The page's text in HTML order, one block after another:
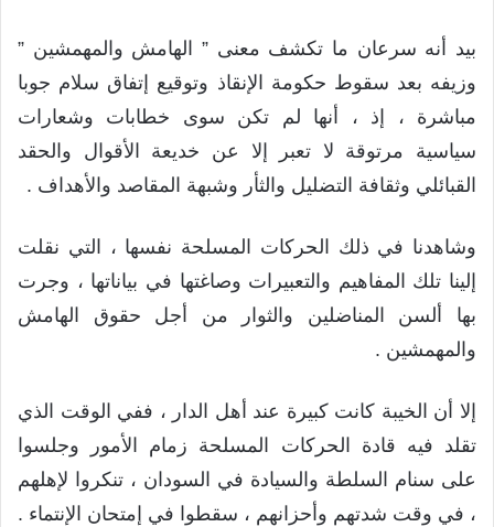
بيد أنه سرعان ما تكشف معنى ” الهامش والمهمشين ”
وزيفه بعد سقوط حكومة الإنقاذ وتوقيع إتفاق سلام جوبا
مباشرة ، إذ ، أنها لم تكن سوى خطابات وشعارات
سياسية مرتوقة لا تعبر إلا عن خديعة الأقوال والحقد
القبائلي وثقافة التضليل والثأر وشبهة المقاصد والأهداف .
وشاهدنا في ذلك الحركات المسلحة نفسها ، التي نقلت
إلينا تلك المفاهيم والتعبيرات وصاغتها في بياناتها ، وجرت
بها ألسن المناضلين والثوار من أجل حقوق الهامش
والمهمشين .
إلا أن الخيبة كانت كبيرة عند أهل الدار ، ففي الوقت الذي
تقلد فيه قادة الحركات المسلحة زمام الأمور وجلسوا
على سنام السلطة والسيادة في السودان ، تنكروا لإهلهم
، في وقت شدتهم وأحزانهم ، سقطوا في إمتحان الإنتماء .